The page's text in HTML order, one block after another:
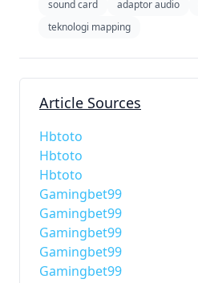
sound card
adaptor audio
teknologi mapping
Article Sources
Hbtoto
Hbtoto
Hbtoto
Gamingbet99
Gamingbet99
Gamingbet99
Gamingbet99
Gamingbet99